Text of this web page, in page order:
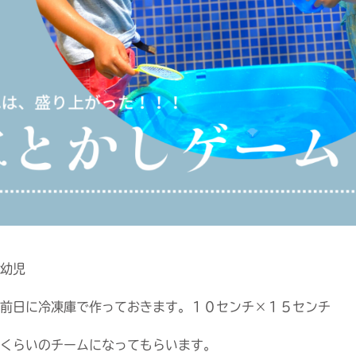
児
日に冷凍庫で作っておきます。１０センチ×１５センチ
らいのチームになってもらいます。